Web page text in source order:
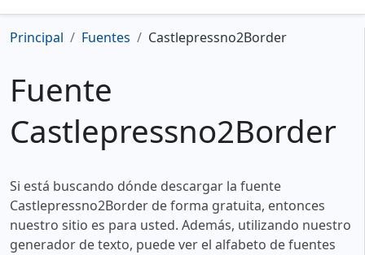
Principal Fuentes Castlepressno2Border
Fuente
Castlepressno2Border
Si está buscando dónde descargar la fuente
Castlepressno2Border de forma gratuita, entonces
nuestro sitio es para usted. Además, utilizando nuestro
generador de texto, puede ver el alfabeto de fuentes